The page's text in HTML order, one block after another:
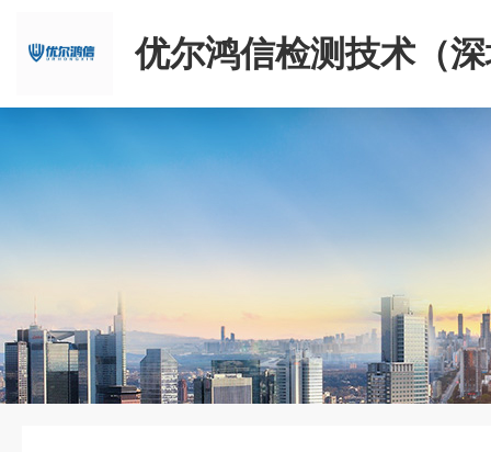
优尔鸿信检测技术（
限公司